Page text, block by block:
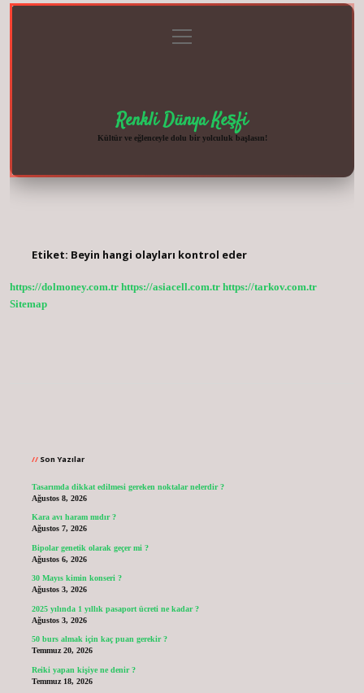
menüyü
aç
Renkli Dünya Keşfi
Kültür ve eğlenceyle dolu bir yolculuk başlasın!
Etiket: Beyin hangi olayları kontrol eder
https://dolmoney.com.tr https://asiacell.com.tr https://tarkov.com.tr
Sitemap
Son Yazılar
Tasarımda dikkat edilmesi gereken noktalar nelerdir ?
Ağustos 8, 2026
Kara avı haram mıdır ?
Ağustos 7, 2026
Bipolar genetik olarak geçer mi ?
Ağustos 6, 2026
30 Mayıs kimin konseri ?
Ağustos 3, 2026
2025 yılında 1 yıllık pasaport ücreti ne kadar ?
Ağustos 3, 2026
50 burs almak için kaç puan gerekir ?
Temmuz 20, 2026
Reiki yapan kişiye ne denir ?
Temmuz 18, 2026